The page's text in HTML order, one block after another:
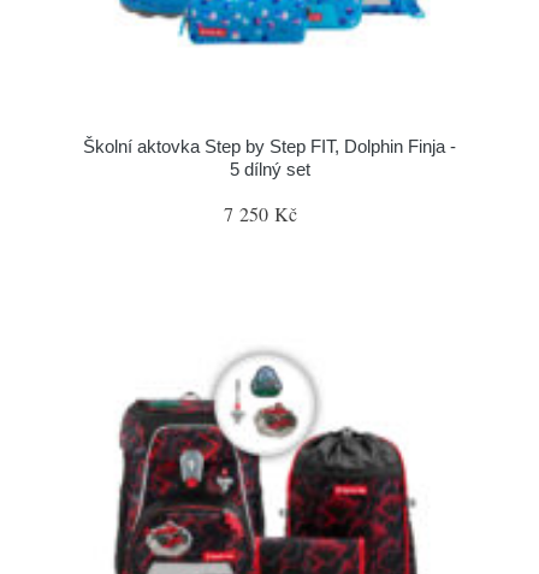
Školní aktovka Step by Step FIT, Dolphin Finja -
5 dílný set
7 250 Kč